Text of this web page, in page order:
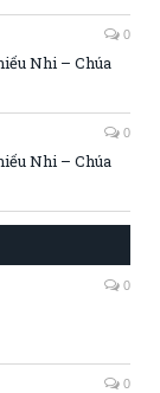
0
Nhi – Chúa
0
Nhi – Chúa
0
0